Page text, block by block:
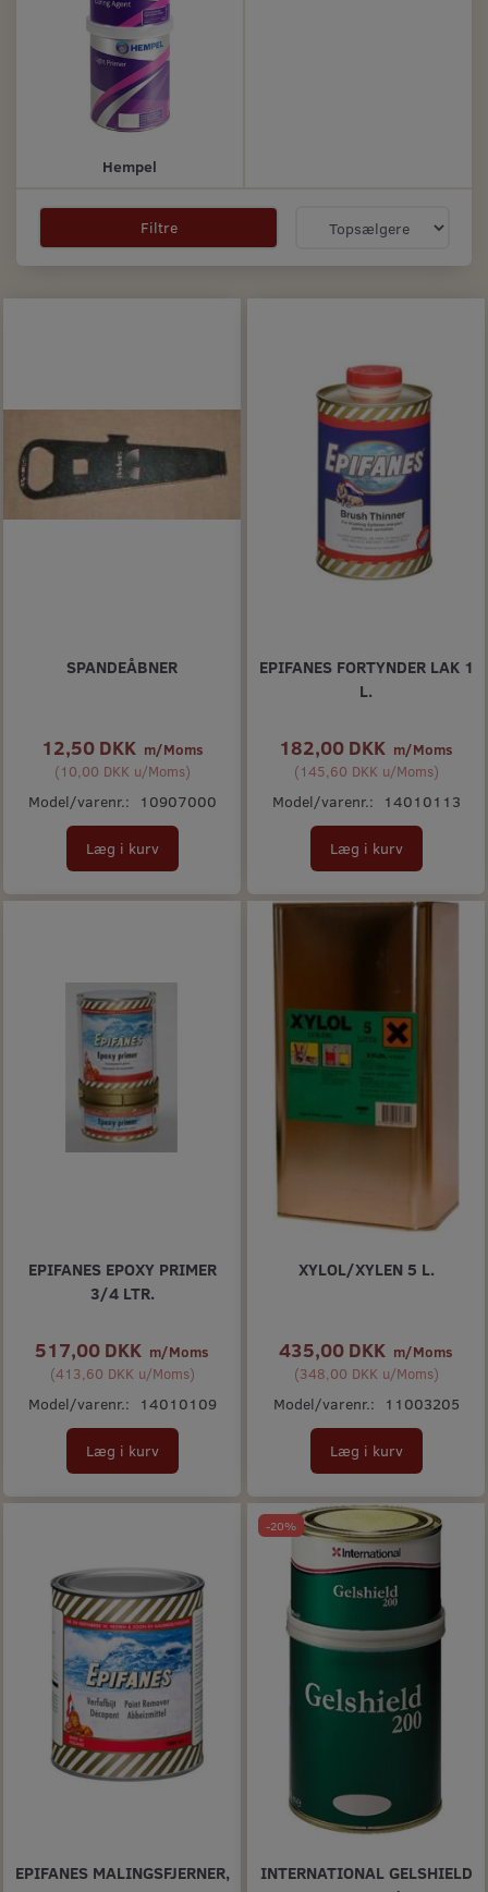
Hempel
Filtre
SPANDEÅBNER
12,50 DKK m/Moms
(10,00 DKK u/Moms)
Model/varenr.: 10907000
Læg i kurv
EPIFANES FORTYNDER LAK 1
L.
182,00 DKK m/Moms
(145,60 DKK u/Moms)
Model/varenr.: 14010113
Læg i kurv
EPIFANES EPOXY PRIMER
3/4 LTR.
517,00 DKK m/Moms
(413,60 DKK u/Moms)
Model/varenr.: 14010109
Læg i kurv
XYLOL/XYLEN 5 L.
435,00 DKK m/Moms
(348,00 DKK u/Moms)
Model/varenr.: 11003205
Læg i kurv
EPIFANES MALINGSFJERNER,
-20%
INTERNATIONAL GELSHIELD